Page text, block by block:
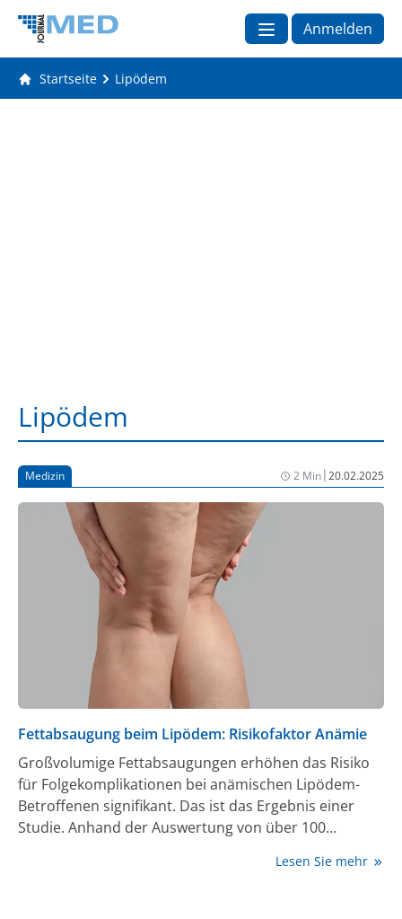
Anmelden
Startseite Lipödem
Lipödem
Medizin 2 Min|20.02.2025
Fettabsaugung beim Lipödem: Risikofaktor Anämie
Großvolumige Fettabsaugungen erhöhen das Risiko
für Folgekomplikationen bei anämischen Lipödem-
Betroffenen signifikant. Das ist das Ergebnis einer
Studie. Anhand der Auswertung von über 100
dass die Blutwerte der Betroffenen einenLesen Sie mehr